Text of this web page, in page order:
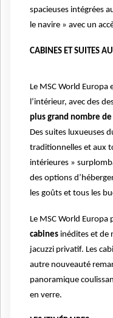
spacieuses intégrées
le navire » avec un
CABINES ET SUITES
Le MSC World Europa
l’intérieur, avec des
plus grand nombre
Des suites luxueuses
traditionnelles et aux
intérieures »
des options
les goûts et tous les
Le MSC World Europa
cabines inédites et de
jacuzzi privatif. Les
autre nouveauté
panoramique
en verre.